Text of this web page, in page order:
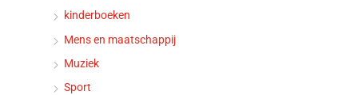
kinderboeken
Mens en maatschappij
Muziek
Sport